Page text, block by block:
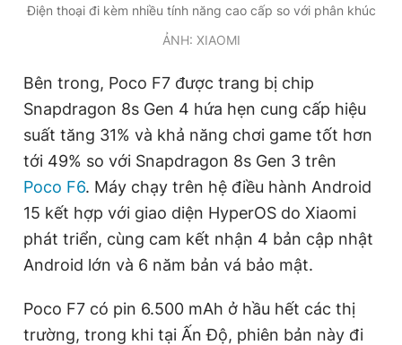
Điện thoại đi kèm nhiều tính năng cao cấp so với phân khúc
ẢNH: XIAOMI
Bên trong, Poco F7 được trang bị chip
Snapdragon 8s Gen 4 hứa hẹn cung cấp hiệu
suất tăng 31% và khả năng chơi game tốt hơn
tới 49% so với Snapdragon 8s Gen 3 trên
Poco F6. Máy chạy trên hệ điều hành Android
15 kết hợp với giao diện HyperOS do Xiaomi
phát triển, cùng cam kết nhận 4 bản cập nhật
Android lớn và 6 năm bản vá bảo mật.
Poco F7 có pin 6.500 mAh ở hầu hết các thị
trường, trong khi tại Ấn Độ, phiên bản này đi